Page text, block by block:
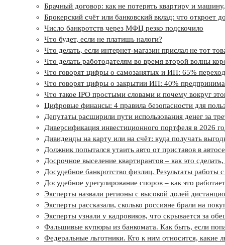
Брачный договор: как не потерять квартиру и
Брокерский счёт или банковский вклад: что откроет
Число банкротств через МФЦ резко подскочило
Что будет, если не платишь налоги?
Что делать, если интернет-магазин прислал не тот
Что делать работодателям во время второй волны
Что говорят цифры о самозанятых и ИП: 65%
Что говорят цифры о закрытии ИП: 40%
Что такое IPO простыми словами и почему вокруг
Цифровые финансы: 4 правила безопасности для
Депутаты расширили пути использования денег за
Диверсификация инвестиционного портфеля в 2026
Дивиденды на карту или на счёт: куда получать
Должник попытался утаить авто от приставов в
Досрочное выселение квартирантов – как это
Досудебное банкротство физлиц. Результаты работы
Досудебное урегулирование споров – как это
Эксперты назвали регионы с высокой долей
Эксперты рассказали, сколько россияне брали на
Эксперты узнали у кадровиков, что скрывается за
Фальшивые купюры из банкомата. Как быть, если
Федеральные льготники. Кто к ним относится, какие